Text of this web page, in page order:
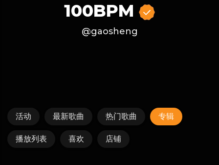
100BPM
@gaosheng
活动 最新歌曲 热门歌曲 专辑
播放列表 喜欢 店铺